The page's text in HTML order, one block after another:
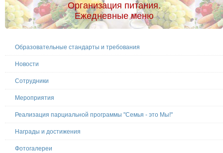
Организация питания.
Ежедневные меню
Образовательные стандарты и требования
Новости
Сотрудники
Мероприятия
Реализация парциальной программы "Семья - это Мы!"
Награды и достижения
Фотогалереи